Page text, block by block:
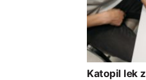
Katopil lek